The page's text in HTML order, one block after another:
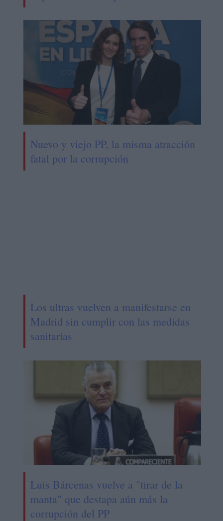
Nuevo y viejo PP, la misma atracción
fatal por la corrupción
Los ultras vuelven a manifestarse en
Madrid sin cumplir con las medidas
sanitarias
Luis Bárcenas vuelve a "tirar de la
manta" que destapa aún más la
corrupción del PP